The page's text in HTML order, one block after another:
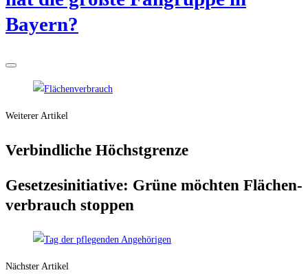
Bayern?
Weiterer Artikel
Ver­bind­li­che Höchstgrenze
Geset­zes­in­itia­ti­ve: Grü­ne möch­ten Flä­chen­
ver­brauch stoppen
Nächster Artikel